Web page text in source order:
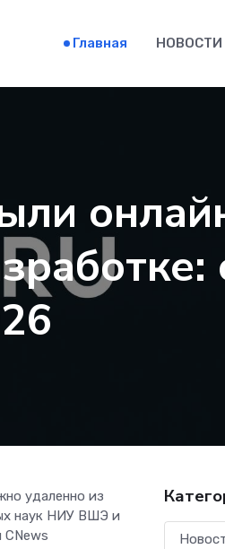
Главная НОВОСТИ
удаленно из
наук НИУ ВШЭ и